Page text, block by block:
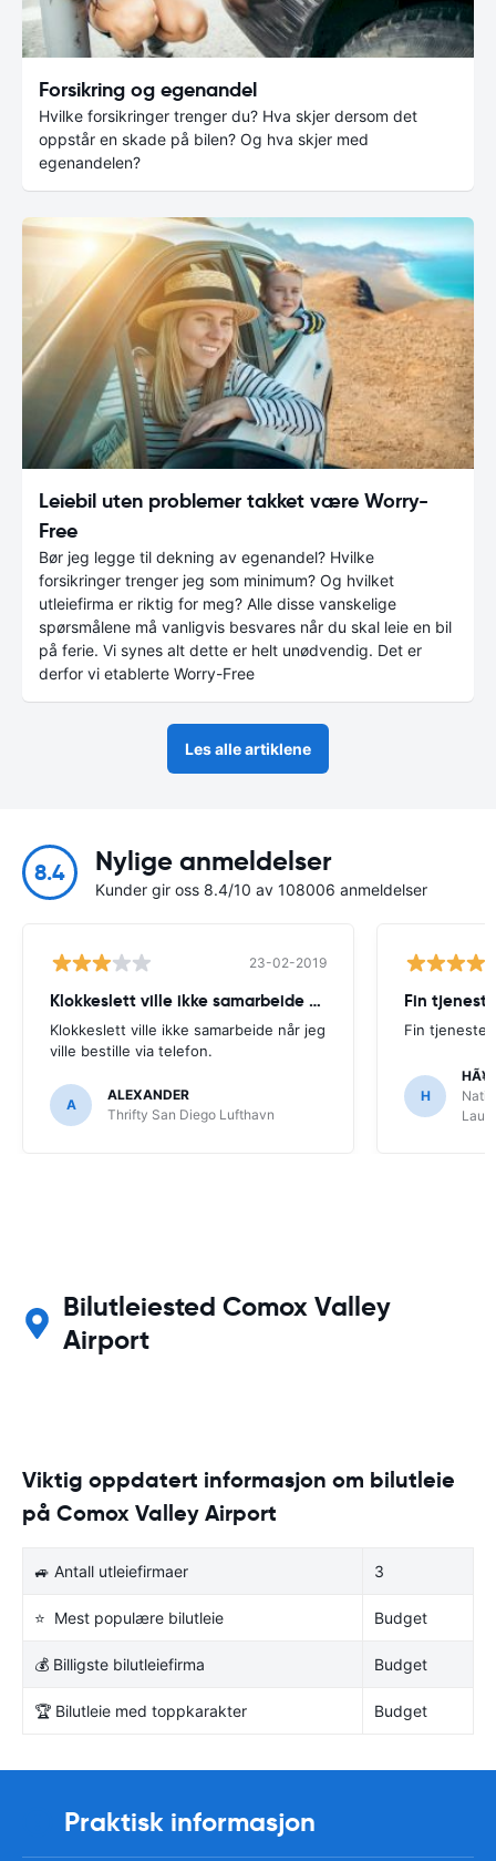
Forsikring og egenandel
Hvilke forsikringer trenger du? Hva skjer dersom det
oppstår en skade på bilen? Og hva skjer med
egenandelen?
Leiebil uten problemer takket være Worry-
Free
Bør jeg legge til dekning av egenandel? Hvilke
forsikringer trenger jeg som minimum? Og hvilket
utleiefirma er riktig for meg? Alle disse vanskelige
spørsmålene må vanligvis besvares når du skal leie en bil
på ferie. Vi synes alt dette er helt unødvendig. Det er
derfor vi etablerte Worry-Free
Les alle artiklene
8.4 Nylige anmeldelser
Kunder gir oss 8.4/10 av 108006 anmeldelser
23-02-2019
Klokkeslett ville ikke samarbeide når
Klokkeslett ville ikke samarbeide når jeg
ville bestille via telefon.
A
ALEXANDER
Thrifty San Diego Lufthavn
Fin
Fin tjeneste
H
Bilutleiested Comox Valley
Airport
Viktig oppdatert informasjon om bilutleie
på Comox Valley Airport
🚙 Antall utleiefirmaer 3
⭐ Mest populære bilutleie Budget
💰 Billigste bilutleiefirma Budget
🏆 Bilutleie med toppkarakter Budget
Praktisk informasjon